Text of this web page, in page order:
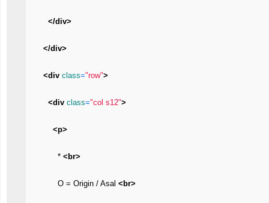
</div>
</div>
<div class="row">
<div class="col s12">
<p>
* <br>
O = Origin / Asal <br>